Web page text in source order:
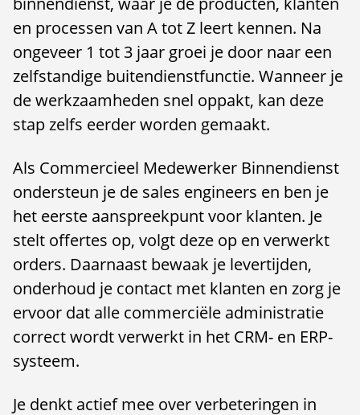
en processen van A tot Z leert kennen. Na
ongeveer 1 tot 3 jaar groei je door naar een
zelfstandige buitendienstfunctie. Wanneer je
de werkzaamheden snel oppakt, kan deze
stap zelfs eerder worden gemaakt.
Als Commercieel Medewerker Binnendienst
ondersteun je de sales engineers en ben je
het eerste aanspreekpunt voor klanten. Je
stelt offertes op, volgt deze op en verwerkt
orders. Daarnaast bewaak je levertijden,
onderhoud je contact met klanten en zorg je
ervoor dat alle commerciële administratie
correct wordt verwerkt in het CRM- en ERP-
systeem.
Je denkt actief mee over verbeteringen in